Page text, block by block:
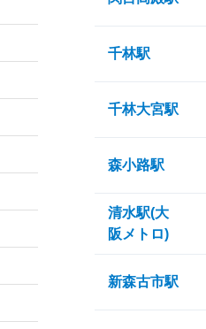
千林駅
千林大宮駅
森小路駅
清水駅(大
阪メトロ)
新森古市駅